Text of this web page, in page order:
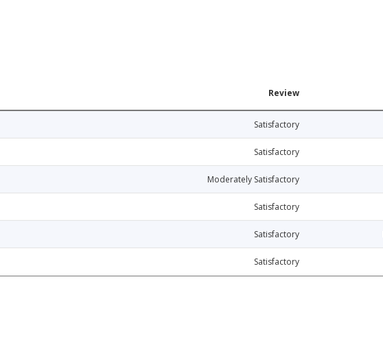
Review
Satisfactory
Satisfactory
Moderately Satisfactory
Satisfactory
Satisfactory
Satisfactory